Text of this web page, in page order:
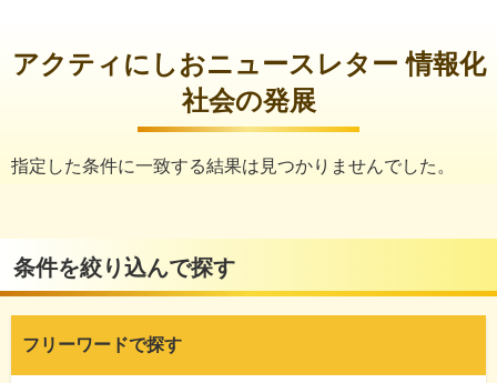
アクティにしおニュースレター 情報化
社会の発展
指定した条件に一致する結果は見つかりませんでした。
条件を絞り込んで探す
フリーワードで探す